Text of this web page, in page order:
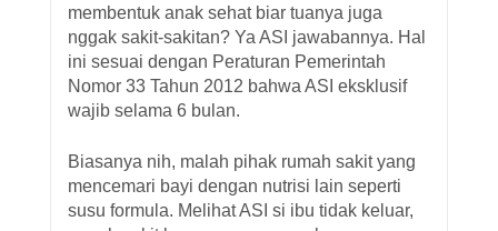
membentuk anak sehat biar tuanya juga
nggak sakit-sakitan? Ya ASI jawabannya. Hal
ini sesuai dengan Peraturan Pemerintah
Nomor 33 Tahun 2012 bahwa ASI eksklusif
wajib selama 6 bulan.
Biasanya nih, malah pihak rumah sakit yang
mencemari bayi dengan nutrisi lain seperti
susu formula. Melihat ASI si ibu tidak keluar,